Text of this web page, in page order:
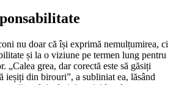
nu doar că își exprimă nemulțumirea, ci
și la o viziune pe termen lung pentru
„Calea grea, dar corectă este să găsiți
ieșiți din birouri”, a subliniat ea, lăsând